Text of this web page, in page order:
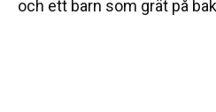
och ett barn som grät på